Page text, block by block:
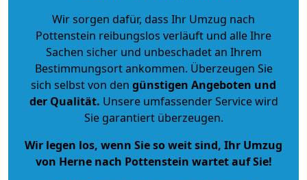
Wir sorgen dafür, dass Ihr Umzug nach
Pottenstein reibungslos verläuft und alle Ihre
Sachen sicher und unbeschadet an Ihrem
Bestimmungsort ankommen. Überzeugen Sie
sich selbst von den günstigen Angeboten und
der Qualität. Unsere umfassender Service wird
Sie garantiert überzeugen.
Wir legen los, wenn Sie so weit sind, Ihr Umzug
von Herne nach Pottenstein wartet auf Sie!